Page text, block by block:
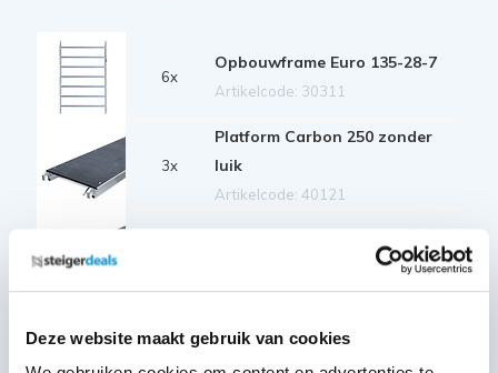
Deze website maakt gebruik van cookies
6x
Opbouwframe Euro 135-28-7
Artikelcode: 30311
3x
Platform Carbon 250 zonder
luik
Artikelcode: 40121
12x
Diagonale schoor 250